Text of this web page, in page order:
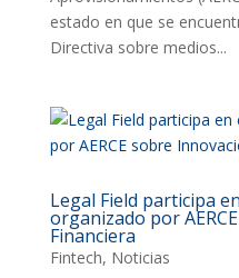
estado en que se
Directiva sobre medios...
Legal Field participa
organizado por
Financiera
Fintech, Noticias